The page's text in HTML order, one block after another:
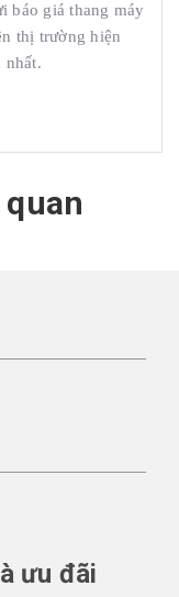
báo giá thang máy
thị trường hiện
nhất.
ưu đãi